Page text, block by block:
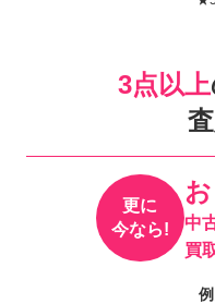
3点以上
更に
今なら!
中
買